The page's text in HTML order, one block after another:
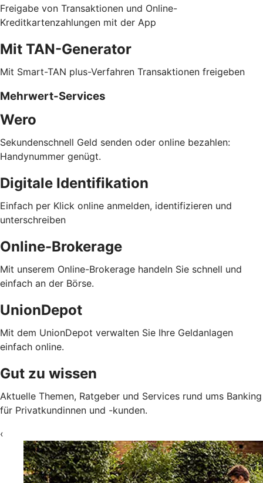
Freigabe von Transaktionen und Online-
Kreditkartenzahlungen mit der App
Mit TAN-Generator
Mit Smart-TAN plus-Verfahren Transaktionen freigeben
Mehrwert-Services
Wero
Sekundenschnell Geld senden oder online bezahlen:
Handynummer genügt.
Digitale Identifikation
Einfach per Klick online anmelden, identifizieren und
unterschreiben
Online-Brokerage
Mit unserem Online-Brokerage handeln Sie schnell und
einfach an der Börse.
UnionDepot
Mit dem UnionDepot verwalten Sie Ihre Geldanlagen
einfach online.
Gut zu wissen
Aktuelle Themen, Ratgeber und Services rund ums Banking
für Privatkundinnen und -kunden.
‹